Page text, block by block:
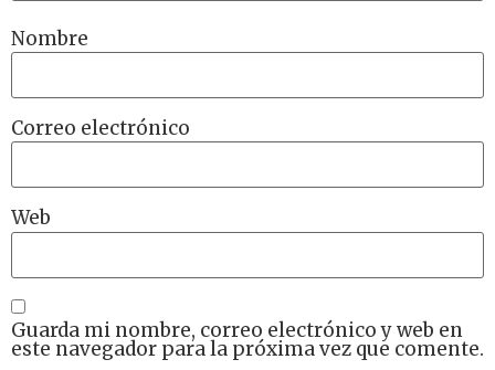
Nombre
Correo electrónico
Web
Guarda mi nombre, correo electrónico y web en
este navegador para la próxima vez que comente.